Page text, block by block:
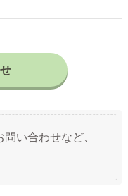
い合わせなど、